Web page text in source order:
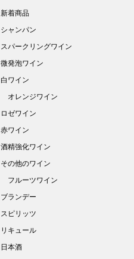
新着商品
シャンパン
スパークリングワイン
微発泡ワイン
白ワイン
オレンジワイン
ロゼワイン
赤ワイン
酒精強化ワイン
その他のワイン
フルーツワイン
ブランデー
スピリッツ
リキュール
日本酒